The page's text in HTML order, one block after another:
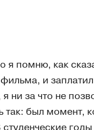
помню, как
и
ни за что не
был момент,